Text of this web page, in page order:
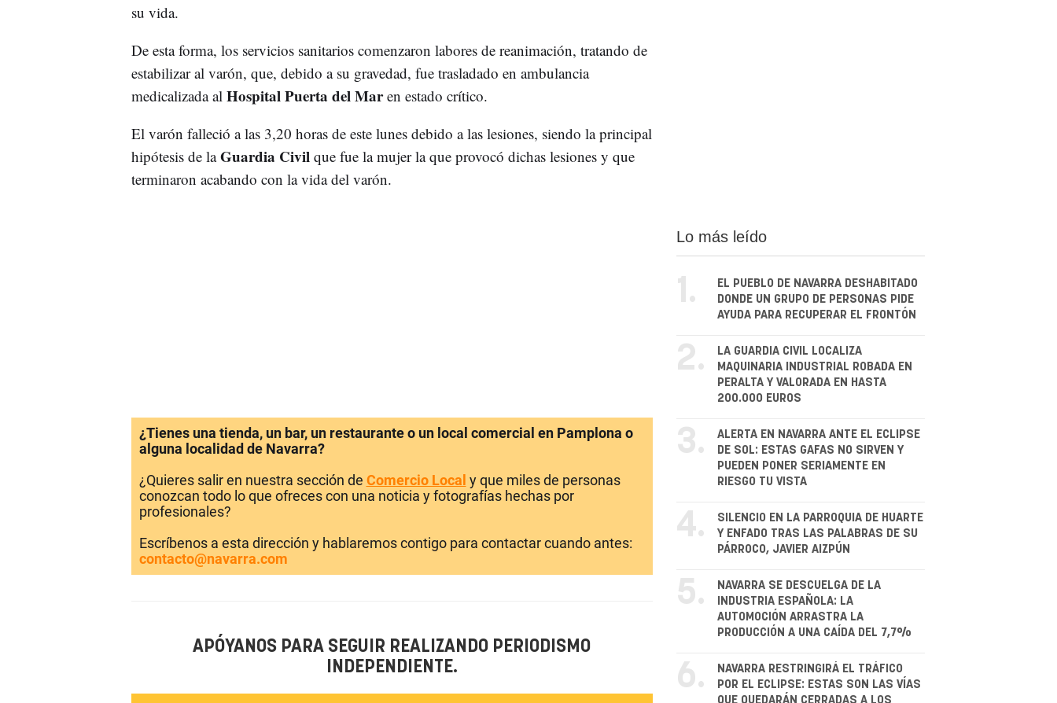
su vida.
De esta forma, los servicios sanitarios comenzaron labores de reanimación, tratando de
estabilizar al varón, que, debido a su gravedad, fue trasladado en ambulancia
medicalizada alHospital Puerta del Maren estado crítico.
El varón falleció a las 3,20 horas de este lunes debido a las lesiones, siendo la principal
hipótesis de laGuardia Civil que fue la mujer la que provocó dichas lesiones y que
terminaron acabando con la vida del varón.
¿Tienes una tienda, un bar, un restaurante o un local comercial en Pamplona o
alguna localidad de Navarra?
¿Quieres salir en nuestra sección de Comercio Local y que miles de personas
conozcan todo lo que ofreces con una noticia y fotografías hechas por
profesionales?
Escríbenos a esta dirección y hablaremos contigo para contactar cuando antes:
contacto@navarra.com
APÓYANOS PARA SEGUIR REALIZANDO PERIODISMO
INDEPENDIENTE.
Lo más leído
1.
EL PUEBLO DE NAVARRA DESHABITADO
DONDE UN GRUPO DE PERSONAS PIDE
AYUDA PARA RECUPERAR EL FRONTÓN
2.
LA GUARDIA CIVIL LOCALIZA
MAQUINARIA INDUSTRIAL ROBADA EN
PERALTA Y VALORADA EN HASTA
200.000 EUROS
3.
ALERTA EN NAVARRA ANTE EL ECLIPSE
DE SOL: ESTAS GAFAS NO SIRVEN Y
PUEDEN PONER SERIAMENTE EN
RIESGO TU VISTA
4.
SILENCIO EN LA PARROQUIA DE HUARTE
Y ENFADO TRAS LAS PALABRAS DE SU
PÁRROCO, JAVIER AIZPÚN
5.
NAVARRA SE DESCUELGA DE LA
INDUSTRIA ESPAÑOLA: LA
AUTOMOCIÓN ARRASTRA LA
PRODUCCIÓN A UNA CAÍDA DEL 7,7%
6.
NAVARRA RESTRINGIRÁ EL TRÁFICO
POR EL ECLIPSE: ESTAS SON LAS VÍAS
QUE QUEDARÁN CERRADAS A LOS